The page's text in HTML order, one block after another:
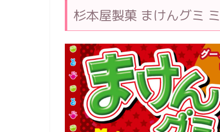
杉本屋製菓 まけんグミ